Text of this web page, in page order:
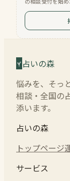
占いの森
悩みを、そっ
相談・全国の
添います。
占いの森
トップページ
サービス